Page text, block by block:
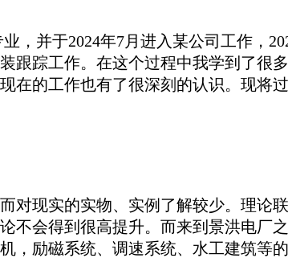
并于2024年7月进入某公司工作，
跟踪工作。在这个过程中我学到了很
在的工作也有了很深刻的认识。现将
现实的实物、实例了解较少。理论
不会得到很高提升。而来到景洪电厂
励磁系统、调速系统、水工建筑等